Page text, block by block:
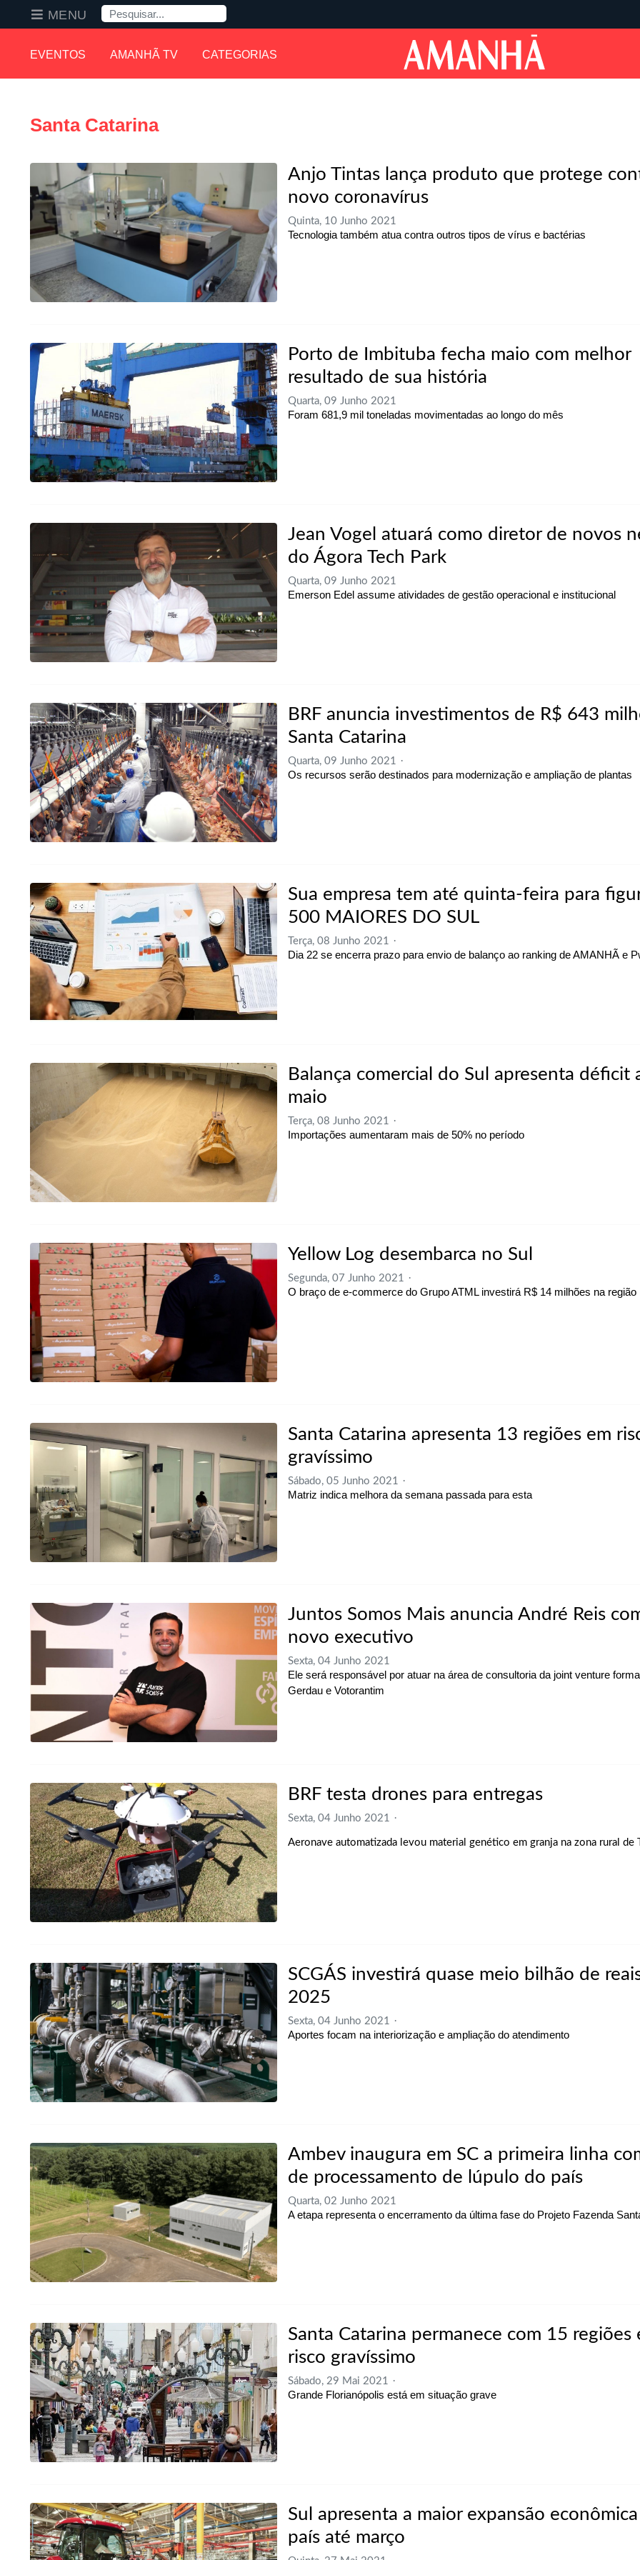
EVENTOS AMANHÃ TV CATEGORIAS
MENU Pesquisa
Santa Catarina
Anjo Tintas lança produto que protege
novo coronavírus
Quinta, 10 Junho 2021
Tecnologia também atua contra outros tipos de vírus e bactérias
Porto de Imbituba fecha maio com melhor
resultado de sua história
Quarta, 09 Junho 2021
Foram 681,9 mil toneladas movimentadas ao longo do mês
Jean Vogel atuará como diretor de novos
do Ágora Tech Park
Quarta, 09 Junho 2021
Emerson Edel assume atividades de gestão operacional e institucional
BRF anuncia investimentos de R$ 643
Santa Catarina
Quarta, 09 Junho 2021
Os recursos serão destinados para modernização e ampliação de plantas
Sua empresa tem até quinta-feira para
500 MAIORES DO SUL
Terça, 08 Junho 2021
Dia 22 se encerra prazo para envio de balanço ao ranking de AMANHÃ e
Balança comercial do Sul apresenta déficit
maio
Terça, 08 Junho 2021
Importações aumentaram mais de 50% no período
Yellow Log desembarca no Sul
Segunda, 07 Junho 2021
O braço de e-commerce do Grupo ATML investirá R$ 14 milhões na região
Santa Catarina apresenta 13 regiões em
gravíssimo
Sábado, 05 Junho 2021
Matriz indica melhora da semana passada para esta
Juntos Somos Mais anuncia André Reis
novo executivo
Sexta, 04 Junho 2021
Ele será responsável por atuar na área de consultoria da joint venture
Gerdau e Votorantim
BRF testa drones para entregas
Sexta, 04 Junho 2021
Aeronave automatizada levou material genético em granja na zona rural de
SCGÁS investirá quase meio bilhão de
2025
Sexta, 04 Junho 2021
Aportes focam na interiorização e ampliação do atendimento
Ambev inaugura em SC a primeira linha
de processamento de lúpulo do país
Quarta, 02 Junho 2021
A etapa representa o encerramento da última fase do Projeto Fazenda
Santa Catarina permanece com 15 regiões
risco gravíssimo
Sábado, 29 Mai 2021
Grande Florianópolis está em situação grave
Sul apresenta a maior expansão
país até março